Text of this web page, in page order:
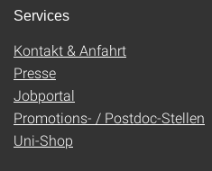
Services
Kontakt & Anfahrt
Presse
Jobportal
Promotions- / Postdoc-Stellen
Uni-Shop